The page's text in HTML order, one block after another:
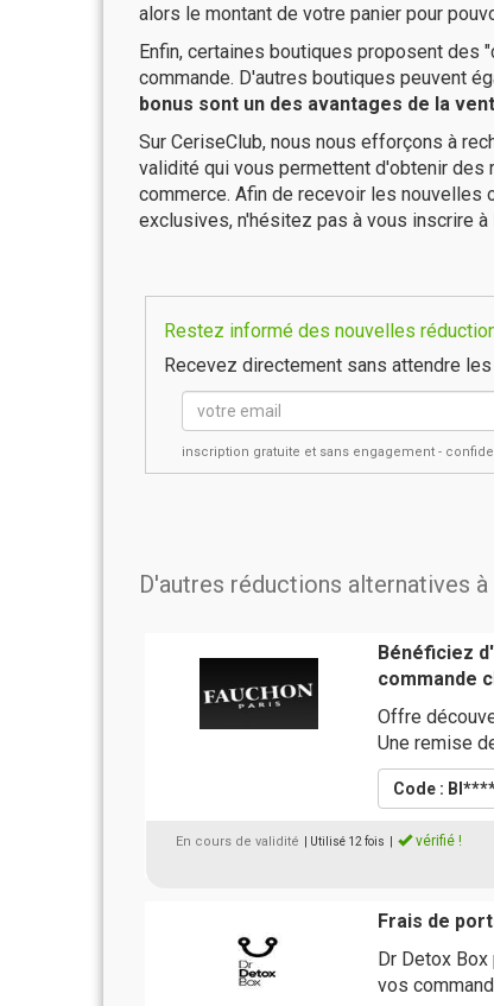
alors le montant de votre panier pour
Enfin, certaines boutiques proposent des
commande. D'autres boutiques peuvent
bonus sont un des avantages de la
Sur CeriseClub, nous nous efforçons à
validité qui vous permettent d'obtenir des
commerce. Afin de recevoir les nouvelles
exclusives, n'hésitez pas à vous inscrire à
Restez informé des nouvelles
Recevez directement sans attendre
inscription gratuite et sans engagement -
D'autres réductions alternatives
Bénéficiez
commande
Offre
Une remise
Code :
En cours de validité | Utilisé 12 fois vérifié !
Frais de
Dr Detox
vos